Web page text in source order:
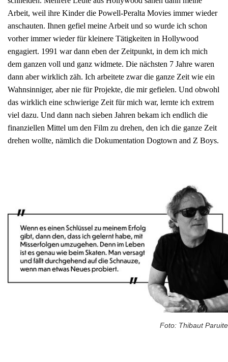
Arbeit, weil ihre Kinder die Powell-Peralta Movies immer wieder
anschauten. Ihnen gefiel meine Arbeit und so wurde ich schon
vorher immer wieder für kleinere Tätigkeiten in Hollywood
engagiert. 1991 war dann eben der Zeitpunkt, in dem ich mich
dem ganzen voll und ganz widmete. Die nächsten 7 Jahre waren
dann aber wirklich zäh. Ich arbeitete zwar die ganze Zeit wie ein
Wahnsinniger, aber nie für Projekte, die mir gefielen. Und obwohl
das wirklich eine schwierige Zeit für mich war, lernte ich extrem
viel dazu. Und dann nach sieben Jahren bekam ich endlich die
finanziellen Mittel um den Film zu drehen, den ich die ganze Zeit
drehen wollte, nämlich die Dokumentation Dogtown and Z Boys.
Foto: Thibaut Paruite